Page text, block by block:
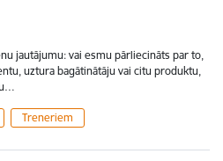
jautājumu: vai esmu pārliecināts par to,
uztura bagātinātāju vai citu produktu,
Treneriem